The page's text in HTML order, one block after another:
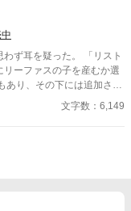
ず耳を疑った。 「リスト
ーファスの子を産むか選
あり、その下には追加され
は孕み腹として生きろと
一つの話だって、譲歩し
文字数：6,149